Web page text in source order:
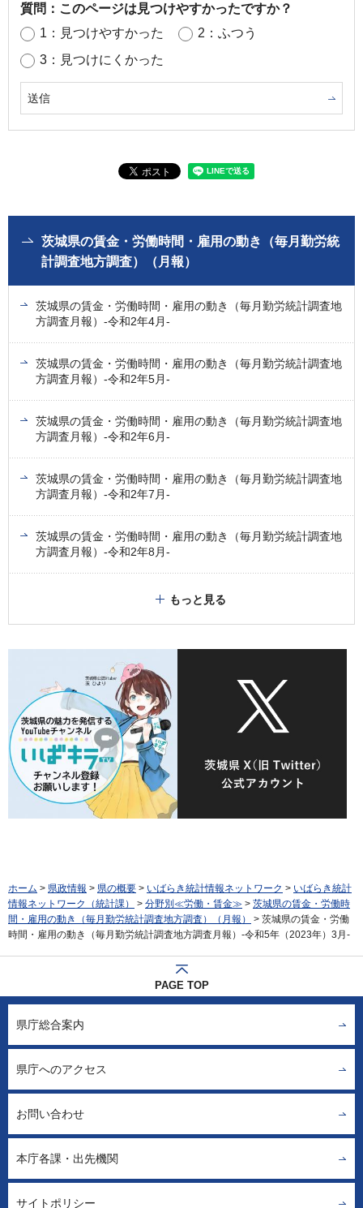
質問：このページは見つけやすかったですか？
1：見つけやすかった
2：ふつう
3：見つけにくかった
茨城県の賃金・労働時間・雇用の動き（毎月勤労統
計調査地方調査）（月報）
茨城県の賃金・労働時間・雇用の動き（毎月勤労統計調査地
方調査月報）-令和2年4月-
茨城県の賃金・労働時間・雇用の動き（毎月勤労統計調査地
方調査月報）-令和2年5月-
茨城県の賃金・労働時間・雇用の動き（毎月勤労統計調査地
方調査月報）-令和2年6月-
茨城県の賃金・労働時間・雇用の動き（毎月勤労統計調査地
方調査月報）-令和2年7月-
茨城県の賃金・労働時間・雇用の動き（毎月勤労統計調査地
方調査月報）-令和2年8月-
もっと見る
ホーム > 県政情報 > 県の概要 > いばらき統計情報ネットワーク > いばらき統計
情報ネットワーク（統計課）
> 分野別≪労働・賃金≫ > 茨城県の賃金・労働時
間・雇用の動き（毎月勤労統計調査地方調査）（月報）
> 茨城県の賃金・労働
時間・雇用の動き（毎月勤労統計調査地方調査月報）-令和5年（2023年）3月-
PAGE TOP
県庁総合案内
県庁へのアクセス
お問い合わせ
本庁各課・出先機関
サイトポリシー